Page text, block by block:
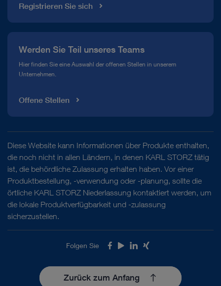
Registrieren Sie sich
Werden Sie Teil unseres Teams
Hier finden Sie eine Auswahl der offenen Stellen in unserem
Unternehmen.
Offene Stellen
Diese Website kann Informationen über Produkte enthalten,
die noch nicht in allen Ländern, in denen KARL STORZ tätig
ist, die behördliche Zulassung erhalten haben. Vor einer
Produktbestellung, -verwendung oder -planung, sollte die
örtliche KARL STORZ Niederlassung kontaktiert werden, um
die lokale Produktverfügbarkeit und -zulassung
sicherzustellen.
Folgen Sie Facebook
Youtube
LinkedIn
Xing
Zurück zum Anfang